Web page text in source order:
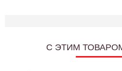
C ЭТИМ